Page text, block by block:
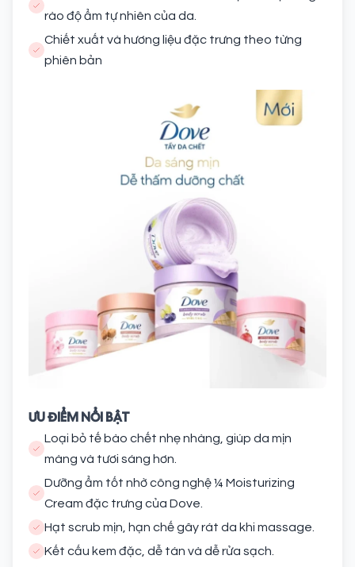
rào độ ẩm tự nhiên của da.
Chiết xuất và hương liệu đặc trưng theo từng
phiên bản
ƯU ĐIỂM NỔI BẬT
Loại bỏ tế bào chết nhẹ nhàng, giúp da mịn
màng và tươi sáng hơn.
Dưỡng ẩm tốt nhờ công nghệ ¼ Moisturizing
Cream đặc trưng của Dove.
Hạt scrub mịn, hạn chế gây rát da khi massage.
Kết cấu kem đặc, dễ tán và dễ rửa sạch.